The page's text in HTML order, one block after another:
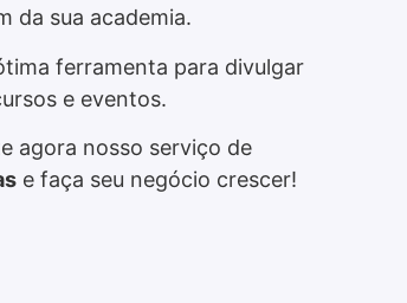
da sua academia.
ferramenta para divulgar
e eventos.
agora nosso serviço de
e faça seu negócio crescer!